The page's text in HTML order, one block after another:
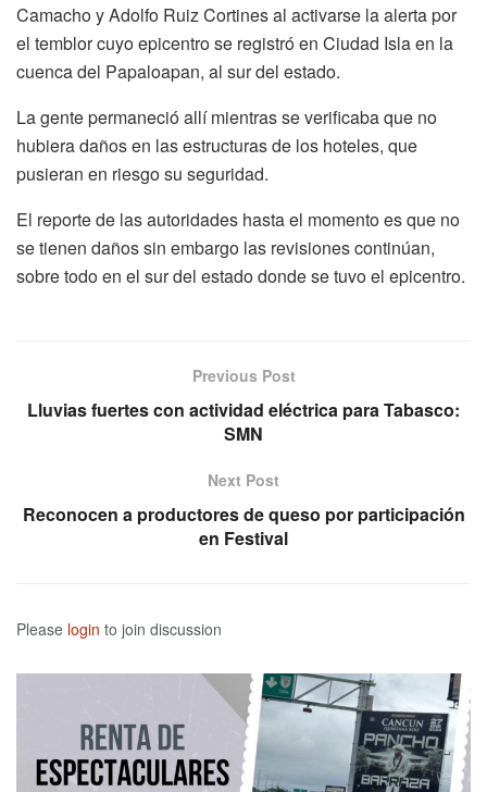
Camacho y Adolfo Ruiz Cortines al activarse la alerta por
el temblor cuyo epicentro se registró en Ciudad Isla en la
cuenca del Papaloapan, al sur del estado.
La gente permaneció allí mientras se verificaba que no
hubiera daños en las estructuras de los hoteles, que
pusieran en riesgo su seguridad.
El reporte de las autoridades hasta el momento es que no
se tienen daños sin embargo las revisiones continúan,
sobre todo en el sur del estado donde se tuvo el epicentro.
Previous Post
Lluvias fuertes con actividad eléctrica para Tabasco:
SMN
Next Post
Reconocen a productores de queso por participación
en Festival
Please login to join discussion